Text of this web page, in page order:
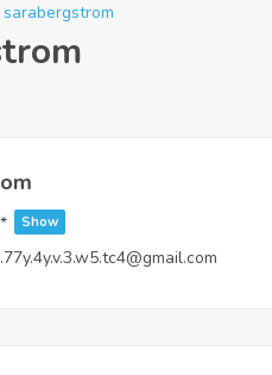
sarabergstrom
Show